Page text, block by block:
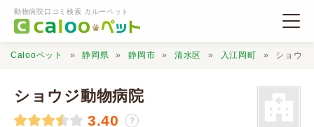
動物病院口コミ検索 カルーペット
Calooペット 静岡県 静岡市 清水区 入江岡町 ショウジ
ショウジ動物病院
3.40 ？